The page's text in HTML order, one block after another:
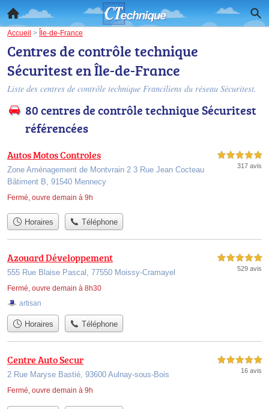
Accueil > Île-de-France
Centres de contrôle technique
Sécuritest en Île-de-France
Liste des centres de contrôle technique Franciliens du réseau Sécuritest.
80 centres de contrôle technique Sécuritest
référencées
Autos Motos Controles
Zone Aménagement de Montvrain 2 3 Rue Jean Cocteau
Bâtiment B, 91540 Mennecy
Fermé, ouvre demain à 9h
5,0 étoiles sur 5
317 avis
Horaires Téléphone
Azouard Développement
555 Rue Blaise Pascal, 77550 Moissy-Cramayel
Fermé, ouvre demain à 8h30
5,0 étoiles sur 5
529 avis
artisan
Horaires Téléphone
Centre Auto Secur
2 Rue Maryse Bastié, 93600 Aulnay-sous-Bois
Fermé, ouvre demain à 9h
5,0 étoiles sur 5
16 avis